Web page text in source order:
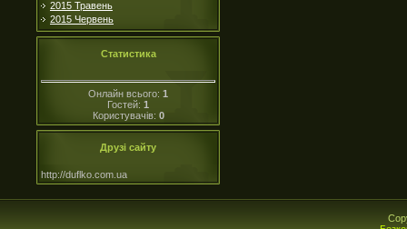
2015 Травень
2015 Червень
Статистика
Онлайн всього: 1
Гостей: 1
Користувачів: 0
Друзі сайту
http://duflko.com.ua